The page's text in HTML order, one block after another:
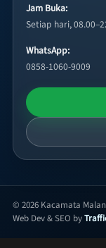
Jam Buka:
Setiap hari,
WhatsApp:
0858-1060-9009
© 2026 Kacamata
Web Dev & SEO by